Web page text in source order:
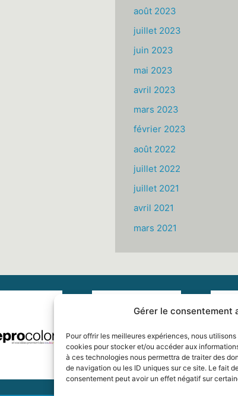
Gérer le consentement
Pour offrir les meilleures expériences, nous
cookies pour stocker et/ou accéder aux
à ces technologies nous permettra de traiter des
de navigation ou les ID uniques sur ce site. Le fait
consentement peut avoir un effet négatif sur
août 2023
juillet 2023
juin 2023
mai 2023
avril 2023
mars 2023
février 2023
août 2022
juillet 2022
juillet 2021
avril 2021
mars 2021